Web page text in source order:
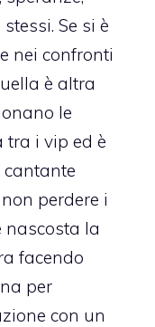
Se si è
nei confronti
è altra
le
tra i vip ed è
perdere i
nascosta la
facendo
per
con un